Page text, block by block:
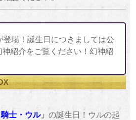
登場！誕生日につきましては公
紹介をご覧ください！幻神紹
士・ウル」 の誕生日！ウルの起